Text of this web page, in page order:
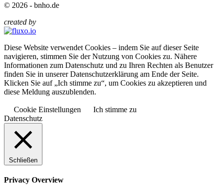
© 2026 - bnho.de
created by
Diese Website verwendet Cookies – indem Sie auf dieser Seite
navigieren, stimmen Sie der Nutzung von Cookies zu. Nähere
Informationen zum Datenschutz und zu Ihren Rechten als Benutzer
finden Sie in unserer Datenschutzerklärung am Ende der Seite.
Klicken Sie auf „Ich stimme zu“, um Cookies zu akzeptieren und
diese Meldung auszublenden.
Cookie Einstellungen
Ich stimme zu
Datenschutz
Schließen
Privacy Overview